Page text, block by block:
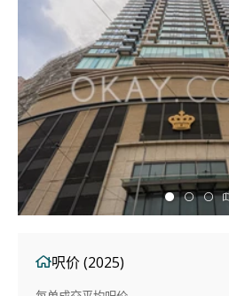
呎价 (2025)